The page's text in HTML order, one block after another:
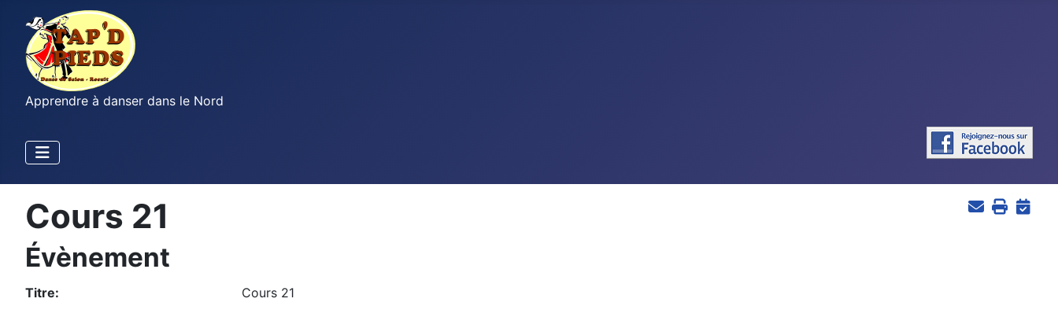
Apprendre à danser dans le Nord
Cours 21
Évènement
Titre: Cours 21